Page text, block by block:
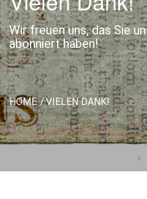
Wir freuen uns, das Sie
abonniert haben!
HOME VIELEN DANK!